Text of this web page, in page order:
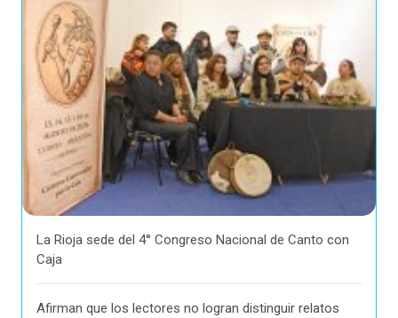
La Rioja sede del 4° Congreso Nacional de Canto con
Caja
Afirman que los lectores no logran distinguir relatos